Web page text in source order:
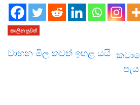
කාලීන පුවත්
වාහන මිල තවත් ඉහළ යයි